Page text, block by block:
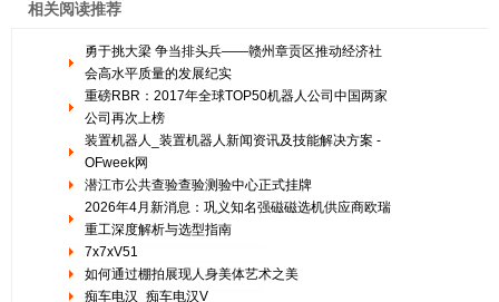
相关阅读推荐
勇于挑大梁 争当排头兵——赣州章贡区推动经济社
会高水平质量的发展纪实
重磅RBR：2017年全球TOP50机器人公司中国两家
公司再次上榜
装置机器人_装置机器人新闻资讯及技能解决方案 -
OFweek网
潜江市公共查验查验测验中心正式挂牌
2026年4月新消息：巩义知名强磁磁选机供应商欧瑞
重工深度解析与选型指南
7x7xV51
如何通过棚拍展现人身美体艺术之美
痴车电汉_痴车电汉V